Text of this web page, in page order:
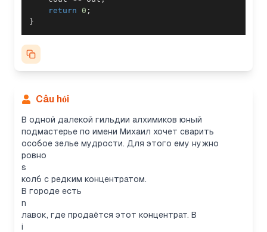
return 0 ;
}
Câu hỏi
В одной далекой гильдии алхимиков юный
подмастерье по имени Михаил хочет сварить
особое зелье мудрости. Для этого ему нужно
ровно
s
колб с редким концентратом.
В городе есть
n
лавок, где продаётся этот концентрат. В
i